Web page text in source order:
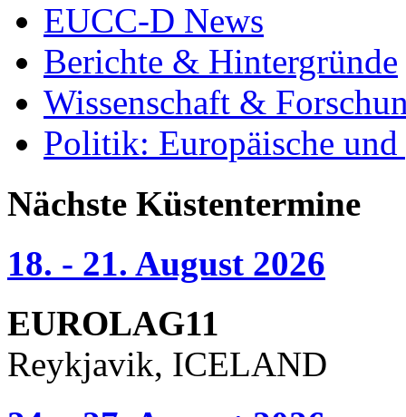
EUCC-D News
Berichte & Hintergründe
Wissenschaft &
Politik: Europäische
Nächste Küstentermine
18. - 21. August 2026
EUROLAG11
Reykjavik, ICELAND